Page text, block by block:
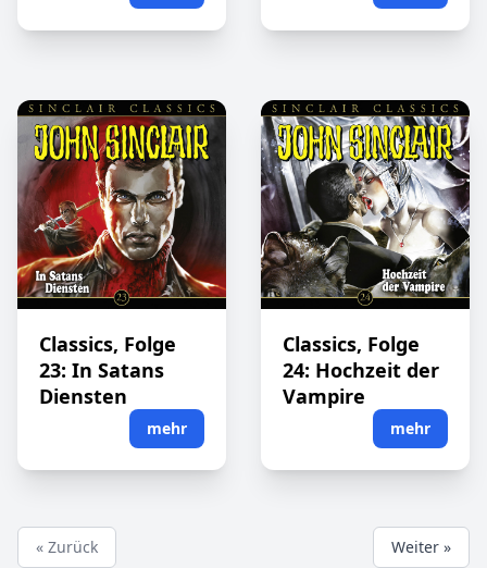
Classics, Folge
23: In Satans
Diensten
mehr
Classics, Folge
24: Hochzeit der
Vampire
mehr
« Zurück Weiter »